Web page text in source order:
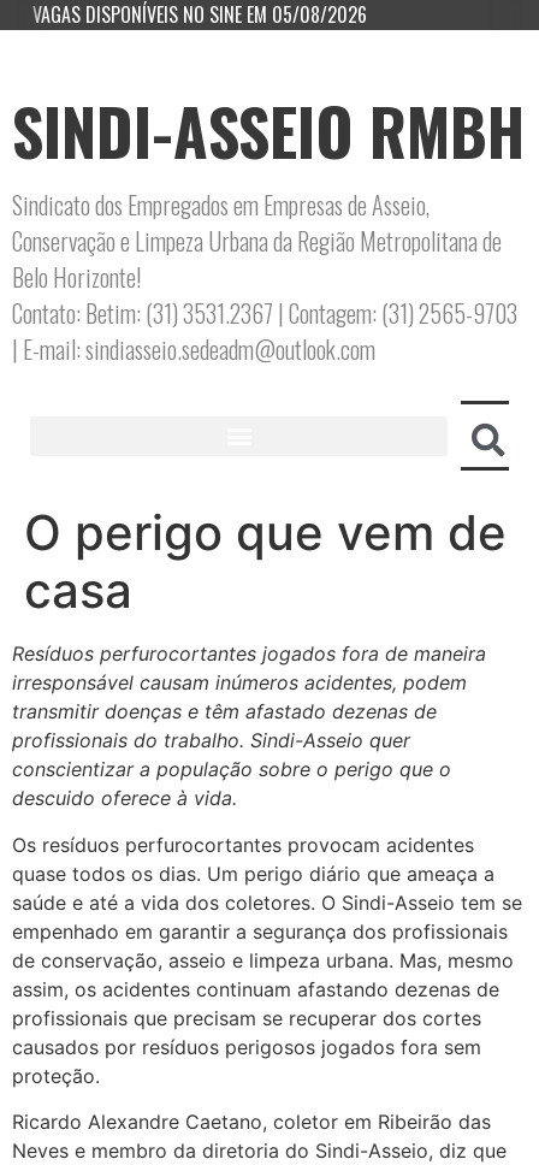
VAGAS DISPONÍVEIS NO SINE EM 05/08/2026
SINDI-ASSEIO RMBH
Sindicato dos Empregados em Empresas de Asseio,
Conservação e Limpeza Urbana da Região Metropolitana de
Belo Horizonte!
Contato: Betim: (31) 3531.2367 | Contagem: (31) 2565-9703
| E-mail: sindiasseio.sedeadm@outlook.com
O perigo que vem de
casa
Resíduos perfurocortantes jogados fora de maneira
irresponsável causam inúmeros acidentes, podem
transmitir doenças e têm afastado dezenas de
profissionais do trabalho. Sindi-Asseio quer
conscientizar a população sobre o perigo que o
descuido oferece à vida.
Os resíduos perfurocortantes provocam acidentes
quase todos os dias. Um perigo diário que ameaça a
saúde e até a vida dos coletores. O Sindi-Asseio tem se
empenhado em garantir a segurança dos profissionais
de conservação, asseio e limpeza urbana. Mas, mesmo
assim, os acidentes continuam afastando dezenas de
profissionais que precisam se recuperar dos cortes
causados por resíduos perigosos jogados fora sem
proteção.
Ricardo Alexandre Caetano, coletor em Ribeirão das
Neves e membro da diretoria do Sindi-Asseio, diz que